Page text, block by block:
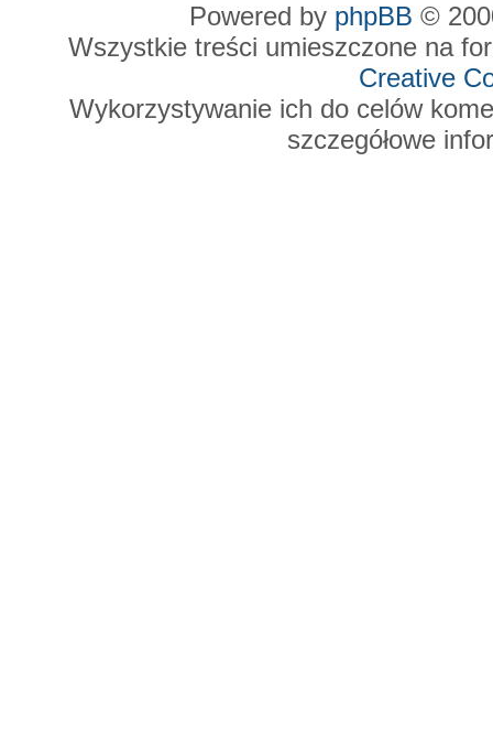
Powered by phpBB ©
Wszystkie treści umieszczone na
Creative
Wykorzystywanie ich do celów
szczegółowe